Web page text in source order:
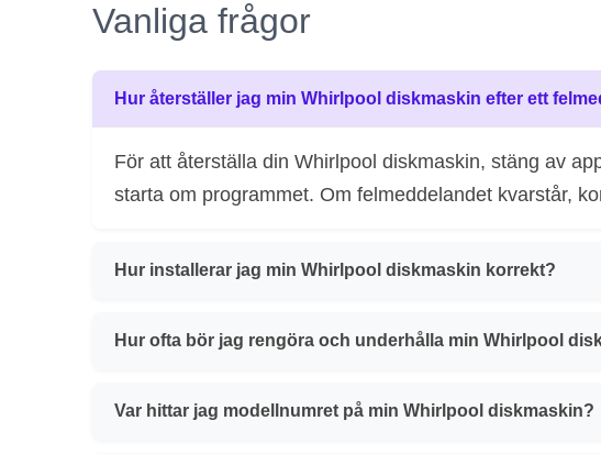
Vanliga frågor
Hur återställer jag min Whirlpool diskmaskin efter ett
För att återställa din Whirlpool diskmaskin, stäng av
starta om programmet. Om felmeddelandet kvarstår,
Hur installerar jag min Whirlpool diskmaskin korrekt?
Hur ofta bör jag rengöra och underhålla min Whirlpool
Var hittar jag modellnumret på min Whirlpool diskmaskin?